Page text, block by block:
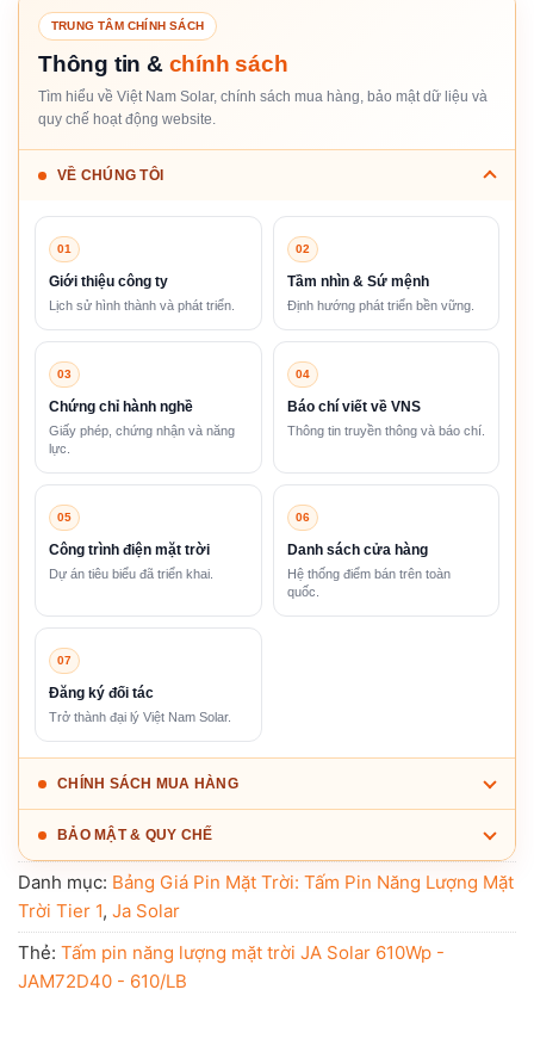
TRUNG TÂM CHÍNH SÁCH
Thông tin & chính sách
Tìm hiểu về Việt Nam Solar, chính sách mua hàng, bảo mật dữ liệu và
quy chế hoạt động website.
VỀ CHÚNG TÔI
01
Giới thiệu công ty
Lịch sử hình thành và phát triển.
02
Tầm nhìn & Sứ mệnh
Định hướng phát triển bền vững.
03
Chứng chỉ hành nghề
Giấy phép, chứng nhận và năng
lực.
04
Báo chí viết về VNS
Thông tin truyền thông và báo chí.
05
Công trình điện mặt trời
Dự án tiêu biểu đã triển khai.
06
Danh sách cửa hàng
Hệ thống điểm bán trên toàn
quốc.
07
Đăng ký đối tác
Trở thành đại lý Việt Nam Solar.
CHÍNH SÁCH MUA HÀNG
BẢO MẬT & QUY CHẾ
Danh mục: Bảng Giá Pin Mặt Trời: Tấm Pin Năng Lượng Mặt
Trời Tier 1, Ja Solar
Thẻ: Tấm pin năng lượng mặt trời JA Solar 610Wp -
JAM72D40 - 610/LB